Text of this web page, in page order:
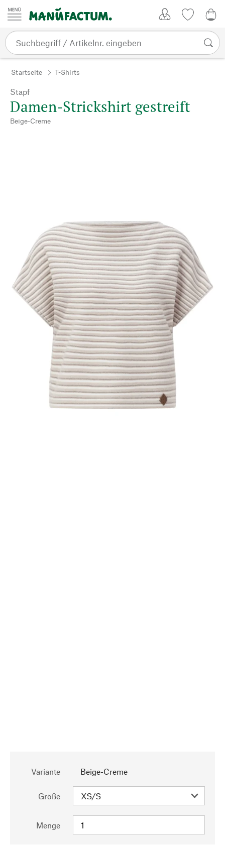
Zum Inhalt springen
Startseite T-Shirts
Stapf
Damen-Strickshirt gestreift
Beige-Creme
Variante Beige-Creme
Größe
Menge